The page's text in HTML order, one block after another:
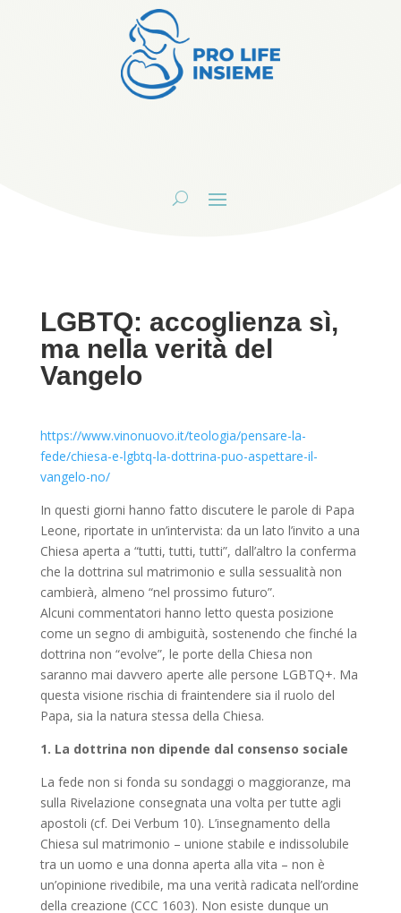
LGBTQ: accoglienza sì,
ma nella verità del
Vangelo
https://www.vinonuovo.it/teologia/pensare-la-
fede/chiesa-e-lgbtq-la-dottrina-puo-aspettare-il-
vangelo-no/
In questi giorni hanno fatto discutere le parole di Papa
Leone, riportate in un’intervista: da un lato l’invito a una
Chiesa aperta a “tutti, tutti, tutti”, dall’altro la conferma
che la dottrina sul matrimonio e sulla sessualità non
cambierà, almeno “nel prossimo futuro”.
Alcuni commentatori hanno letto questa posizione
come un segno di ambiguità, sostenendo che finché la
dottrina non “evolve”, le porte della Chiesa non
saranno mai davvero aperte alle persone LGBTQ+. Ma
questa visione rischia di fraintendere sia il ruolo del
Papa, sia la natura stessa della Chiesa.
1. La dottrina non dipende dal consenso sociale
La fede non si fonda su sondaggi o maggioranze, ma
sulla Rivelazione consegnata una volta per tutte agli
apostoli (cf. Dei Verbum 10). L’insegnamento della
Chiesa sul matrimonio – unione stabile e indissolubile
tra un uomo e una donna aperta alla vita – non è
un’opinione rivedibile, ma una verità radicata nell’ordine
della creazione (CCC 1603). Non esiste dunque un